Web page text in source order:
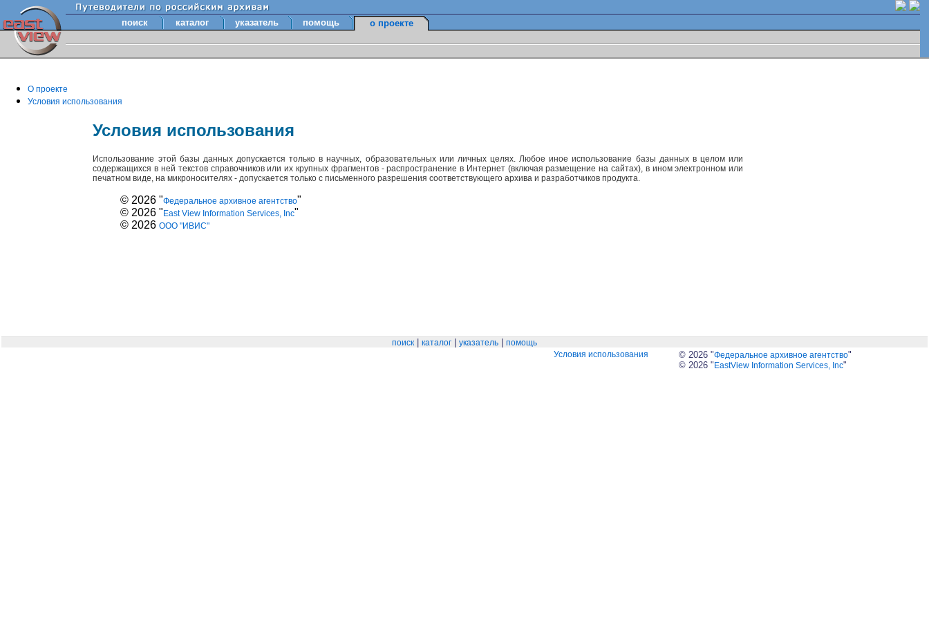
поиск каталог указатель помощь о проекте
О проекте
Условия использования
Условия использования
Использование этой базы данных допускается только в научных, образовательных или личных целях. Любое иное использование базы данных в целом или
содержащихся в ней текстов справочников или их крупных фрагментов - распространение в Интернет (включая размещение на сайтах), в ином электронном или
печатном виде, на микроносителях - допускается только с письменного разрешения соответствующего архива и разработчиков продукта.
© 2026 "Федеральное архивное агентство"
© 2026 " East View Information Services, Inc"
© 2026ООО "ИВИС"
поиск каталог указатель
помощь
Условия использования
© 2026 "Федеральное архивное агентство"
© 2026 " EastView Information Services, Inc"